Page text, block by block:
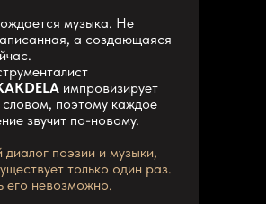
музыка. Не
а создающаяся
импровизирует
словом, поэтому каждое
звучит по-новому.
поэзии и музыки,
только один раз.
его невозможно.